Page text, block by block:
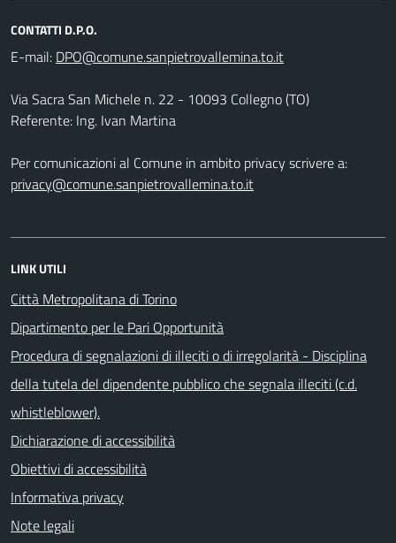
CONTATTI D.P.O.
E-mail:
Via Sacra San Michele n. 22 - 10093 Collegno (TO)
Referente: Ing. Ivan Martina
Per comunicazioni al Comune in ambito privacy scrivere a:
privacy@comune.sanpietrovallemina.to.it
LINK UTILI
Città Metropolitana di Torino
Dipartimento per le Pari Opportunità
Procedura di segnalazioni di illeciti o di irregolarità - Disciplina
della tutela del dipendente pubblico che segnala illeciti (c.d.
whistleblower).
Dichiarazione di accessibilità
Obiettivi di accessibilità
Informativa privacy
Note legali